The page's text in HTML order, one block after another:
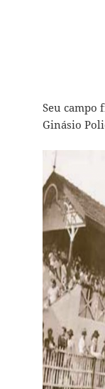
Seu campo
Ginásio